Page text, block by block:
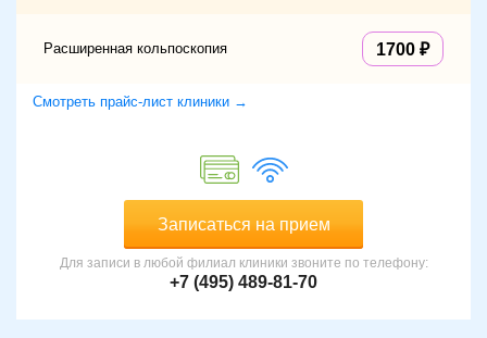
Расширенная кольпоскопия 1700
Смотреть прайс-лист клиники →
Записаться на прием
Для записи в любой филиал клиники звоните по телефону:
+7 (495) 489-81-70